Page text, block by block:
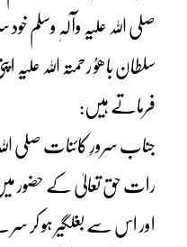
صلی اللہ علیہ وآلہٖ وسلم
سلطان باھوُ رحمتہ اللہ علیہ
فرماتے ہیں:
جناب سرورِ کائنات صلی
رات حق تعالیٰ کے حضور
اور اس سے بغلگیر ہو کر